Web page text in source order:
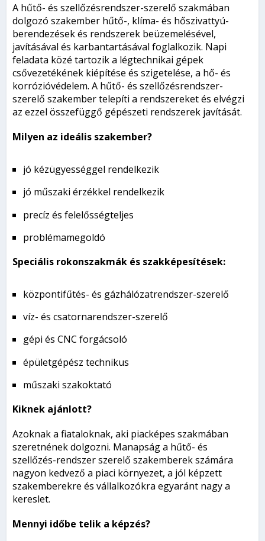
A hűtő- és szellőzésrendszer-szerelő szakmában
dolgozó szakember hűtő-, klíma- és hőszivattyú-
berendezések és rendszerek beüzemelésével,
javításával és karbantartásával foglalkozik. Napi
feladata közé tartozik a légtechnikai gépek
csővezetékének kiépítése és szigetelése, a hő- és
korrózióvédelem. A hűtő- és szellőzésrendszer-
szerelő szakember telepíti a rendszereket és elvégzi
az ezzel összefüggő gépészeti rendszerek javítását.
Milyen az ideális szakember?
jó kézügyességgel rendelkezik
jó műszaki érzékkel rendelkezik
precíz és felelősségteljes
problémamegoldó
Speciális rokonszakmák és szakképesítések:
központifűtés- és gázhálózatrendszer-szerelő
víz- és csatornarendszer-szerelő
gépi és CNC forgácsoló
épületgépész technikus
műszaki szakoktató
Kiknek ajánlott?
Azoknak a fiataloknak, aki piacképes szakmában
szeretnének dolgozni. Manapság a hűtő- és
szellőzés-rendszer szerelő szakemberek számára
nagyon kedvező a piaci környezet, a jól képzett
szakemberekre és vállalkozókra egyaránt nagy a
kereslet.
Mennyi időbe telik a képzés?